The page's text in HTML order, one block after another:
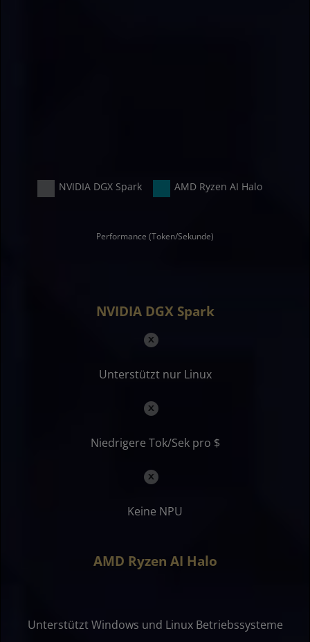
NVIDIA DGX Spark AMD Ryzen AI Halo
Performance (Token/Sekunde)
NVIDIA DGX Spark
Unterstützt nur Linux
Niedrigere Tok/Sek pro $
Keine NPU
AMD Ryzen AI Halo
Unterstützt Windows und Linux Betriebssysteme